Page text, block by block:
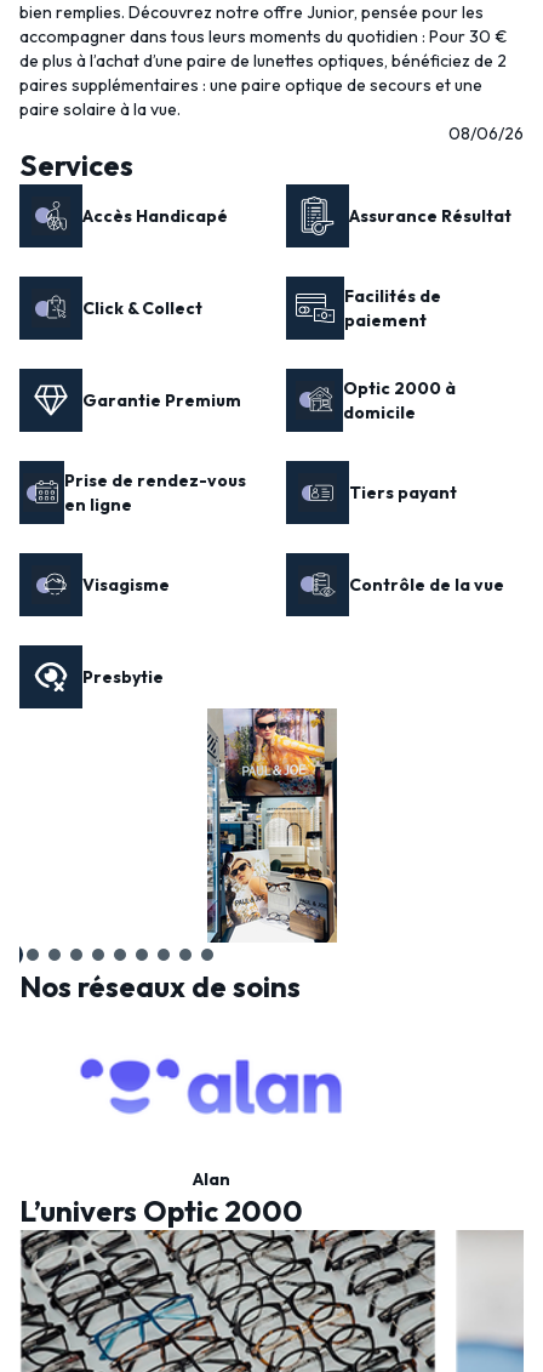
bien remplies. Découvrez notre offre Junior, pensée pour les
accompagner dans tous leurs moments du quotidien : Pour 30 €
de plus à l’achat d’une paire de lunettes optiques, bénéficiez de 2
paires supplémentaires : une paire optique de secours et une
paire solaire à la vue.
08/06/26
Services
Accès Handicapé Assurance Résultat
Click & Collect
Facilités de
paiement
Garantie Premium
Optic 2000 à
domicile
Prise de rendez-vous
en ligne
Tiers payant
Visagisme Contrôle de la vue
Presbytie
Nos réseaux de soins
Alan
L’univers Optic 2000